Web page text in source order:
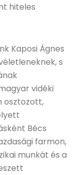
hiteles
Kaposi Ágnes
s
vidéki
osztozott,
Bécs
farmon,
munkát és a